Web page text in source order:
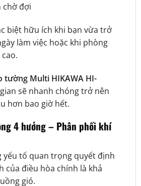
đợi
biệt hữu ích khi bạn vừa trở
làm việc hoặc khi phòng
tường Multi HIKAWA HI-
sẽ nhanh chóng trở nên
hơn bao giờ hết.
4 hướng – Phân phối khí
tố quan trọng quyết định
của điều hòa chính là khả
gió.